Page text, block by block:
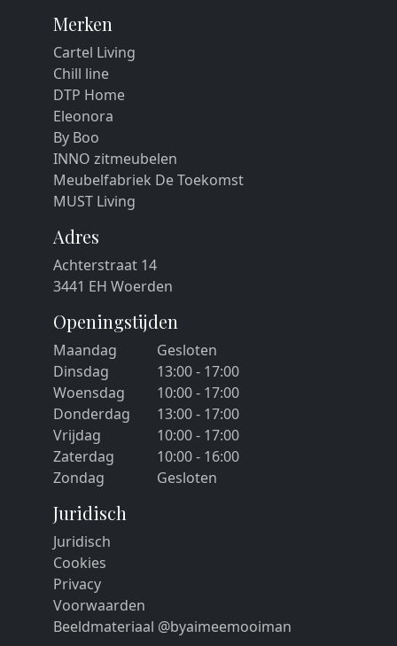
Merken
Cartel Living
Chill line
DTP Home
Eleonora
By Boo
INNO zitmeubelen
Meubelfabriek De Toekomst
MUST Living
Adres
Achterstraat 14
3441 EH Woerden
Openingstijden
Maandag
Gesloten
Dinsdag
13:00 - 17:00
Woensdag
10:00 - 17:00
Donderdag
13:00 - 17:00
Vrijdag
10:00 - 17:00
Zaterdag
10:00 - 16:00
Zondag
Gesloten
Juridisch
Juridisch
Cookies
Privacy
Voorwaarden
Beeldmateriaal @byaimeemooiman